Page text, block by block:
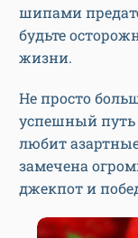
шипами
будьте
жизни.
Не просто
успешный путь
любит
замечена
джекпот и